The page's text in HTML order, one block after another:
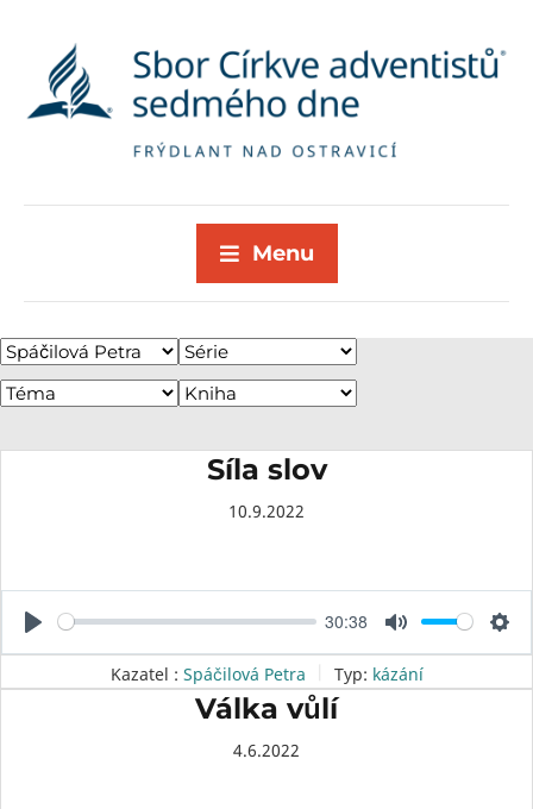
Menu
Síla slov
10.9.2022
P
l
a
30:38
M
u
t
S
e
t
Kazatel : Spáčilová Petra Typ: kázání
Válka vůlí
4.6.2022